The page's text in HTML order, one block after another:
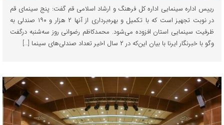
رییس اداره سینمایی اداره کل فرهنگ و ارشاد اسلامی قم گفت: پنج سینمای قم
در نوبت تجهیز است که با تکمیل و بهره‌برداری از آنها ۲ هزار و ۱۹۰ صندلی به
ظرفیت سینمایی استان افزوده می‌شود. محمدکاظم رضوانی روز سه‌شنبه درگفت
وگو با خبرنگار ایرنا با بیان این‌که در ۲ سال اخیر تعداد صندلی‌های سینما […]